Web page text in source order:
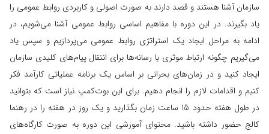
سازمان‌ آشنا هستند و قصد دارند به صورت اصولی و کاربردی روابط عمومی را
یاد بگیرند. در این دوره با مفاهیم اساسی روابط‌ عمومی آشنا می‌شویم، در
ادامه به مراحل ایجاد یک استراتژی روابط عمومی می‌پردازیم و سپس یاد
می‌گیریم چگونه ارتباط موثری با رسانه‌ها برای انتقال پیام‌های کلیدی سازمان
ایجاد کنید و در زمان‌های بحرانی بر اساس یک برنامه عملیاتی کارآمد فکر
کنیم و اقدامات لازم را انجام دهیم. برای این بوت‌کمپ نیاز است که بتوانید
در طول هفته حدود 15 ساعت زمان‌ بگذارید و یک روز در هفته را در رهنما
کالج حضور داشته باشید. محتوای آموزشی این دوره به صورت کارگاه‌های